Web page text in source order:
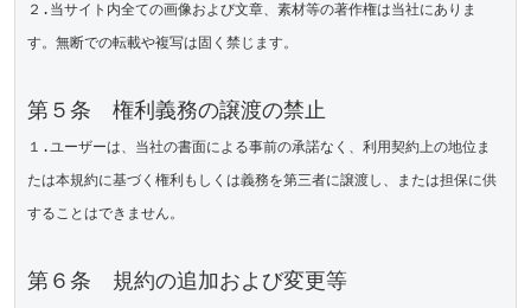
２.当サイト内全ての画像および文章、素材等の著作権は当社にありま
す。無断での転載や複写は固く禁じます。
第５条　権利義務の譲渡の禁止
１.ユーザーは、当社の書面による事前の承諾なく、利用契約上の地位ま
たは本規約に基づく権利もしくは義務を第三者に譲渡し、または担保に供
することはできません。
第６条　規約の追加および変更等